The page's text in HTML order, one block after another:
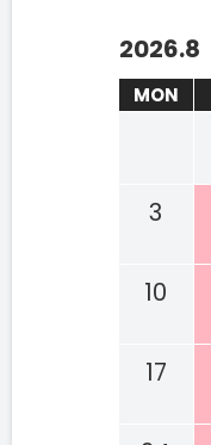
2026.8
MON
3
10
17